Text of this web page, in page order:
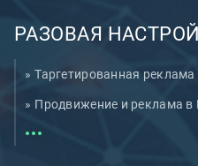
РАЗОВАЯ
Таргетированная
Продвижение и реклама в
Таргетированная реклама